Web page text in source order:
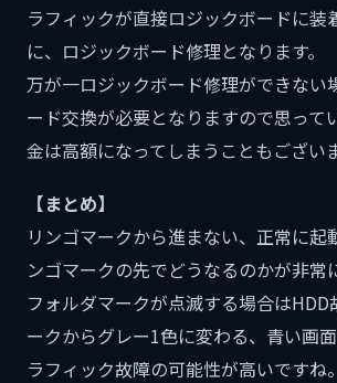
ラフィックが直接ロジックボードに装
に、ロジックボード修理となります。
万が一ロジックボード修理ができない
ード交換が必要となりますので思って
金は高額になってしまうこともございま
【まとめ】
リンゴマークから進まない、正常に起
ンゴマークの先でどうなるのかが非常
フォルダマークが点滅する場合はHDD
ークからグレー1色に変わる、青い画
ラフィック故障の可能性が高いですね。